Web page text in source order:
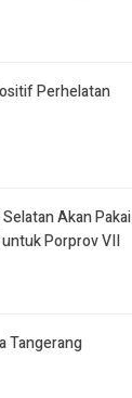
Perhelatan
Akan Pakai
Porprov VII
Tangerang